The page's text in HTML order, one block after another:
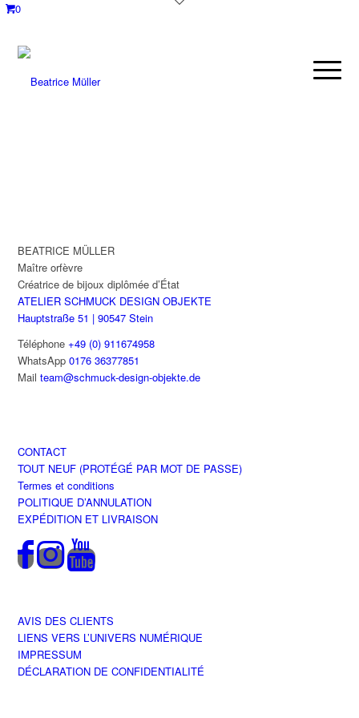
0
BEATRICE MÜLLER
Maître orfèvre
Créatrice de bijoux diplômée d’État
ATELIER SCHMUCK DESIGN OBJEKTE
Hauptstraße 51 | 90547 Stein
Téléphone+49 (0) 911674958
WhatsApp0176 36377851
Mailteam@schmuck-design-objekte.de
CONTACT
TOUT NEUF (PROTÉGÉ PAR MOT DE PASSE)
Termes et conditions
POLITIQUE D’ANNULATION
EXPÉDITION ET LIVRAISON
AVIS DES CLIENTS
LIENS VERS L’UNIVERS NUMÉRIQUE
IMPRESSUM
DÉCLARATION DE CONFIDENTIALITÉ